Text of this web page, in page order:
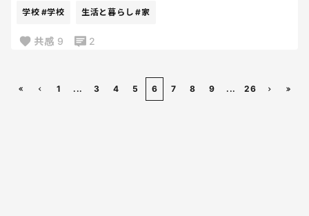
こないだ、学級の集金払ったのに、また積立金の集
学校 #学校 生活と暮らし #家
共感 9 2
1 ... 3 4 5 6 7 8 9 ... 26